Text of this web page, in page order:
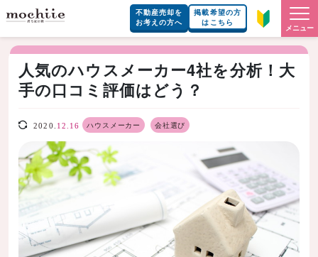
不動産売却を
お考えの方へ
掲載希望の方
はこちら
メニュー
人気のハウスメーカー4社を分析！大
手の口コミ評価はどう？
2020. 12.16 ハウスメーカー 会社選び